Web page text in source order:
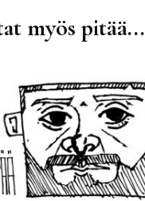
myös pitää...